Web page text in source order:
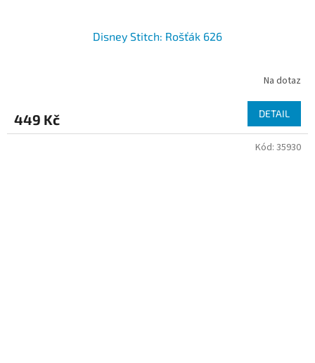
Disney Stitch: Rošťák 626
Na dotaz
449 Kč DETAIL
Kód: 35930